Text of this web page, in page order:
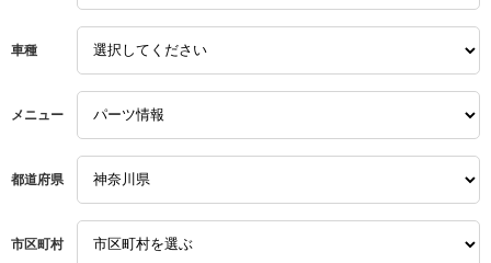
４本セット
ＢＢＳ
４本セット
軽自動車
Ｋカー
19インチ
美品
綾瀬Ｓ．Ｉ．Ｃ．店
車種
メニュー
都道府県
市区町村